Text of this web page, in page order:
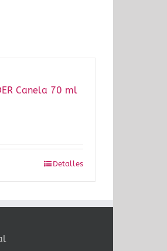
Canela 70 ml
Detalles